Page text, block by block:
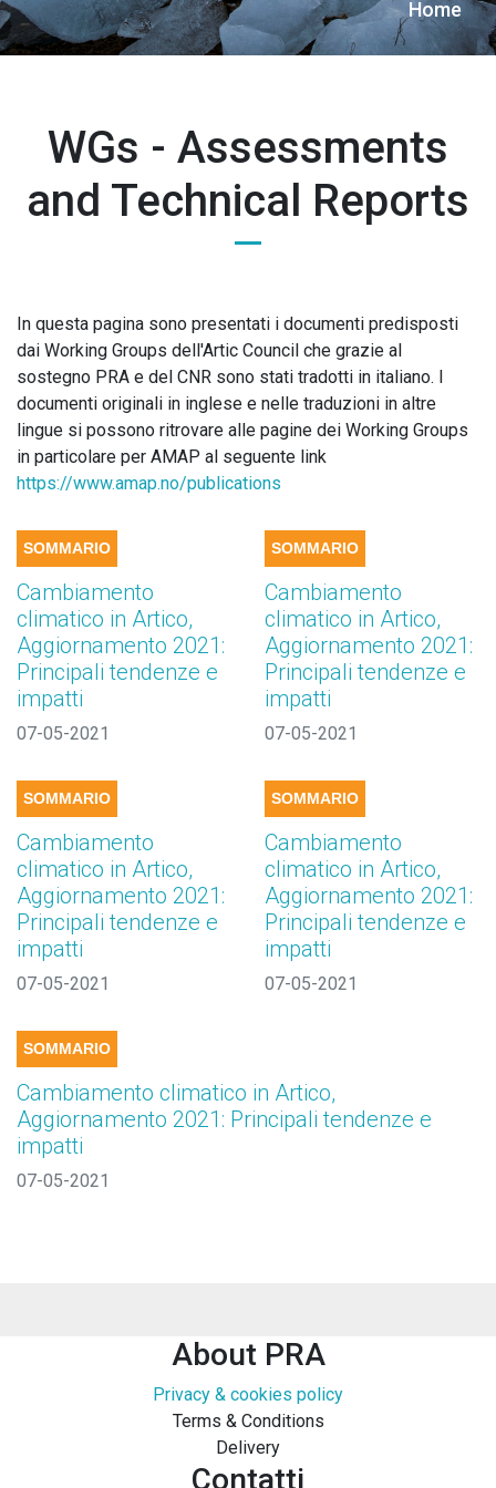
di
Home
WGs - Assessments
and Technical Reports
In questa pagina sono presentati i documenti predisposti
dai Working Groups dell'Artic Council che grazie al
sostegno PRA e del CNR sono stati tradotti in italiano. I
documenti originali in inglese e nelle traduzioni in altre
lingue si possono ritrovare alle pagine dei Working Groups
in particolare per AMAP al seguente link
https://www.amap.no/publications
SOMMARIO
Cambiamento
climatico in Artico,
Aggiornamento 2021:
Principali tendenze e
impatti
07-05-2021
SOMMARIO
Cambiamento
climatico in Artico,
Aggiornamento 2021:
Principali tendenze e
impatti
07-05-2021
SOMMARIO
Cambiamento
climatico in Artico,
Aggiornamento 2021:
Principali tendenze e
impatti
07-05-2021
SOMMARIO
Cambiamento
climatico in Artico,
Aggiornamento 2021:
Principali tendenze e
impatti
07-05-2021
SOMMARIO
Cambiamento climatico in Artico,
Aggiornamento 2021: Principali tendenze e
impatti
07-05-2021
About PRA
Privacy & cookies policy
Terms & Conditions
Delivery
Contatti